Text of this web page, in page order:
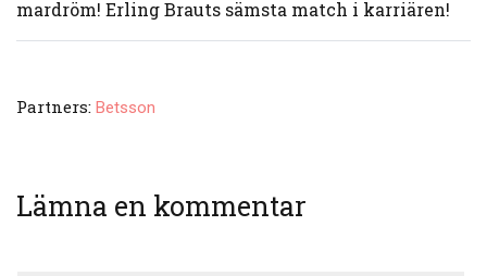
mardröm! Erling Brauts sämsta match i karriären!
Partners: Betsson
Lämna en kommentar